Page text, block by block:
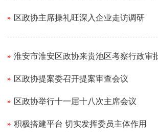
区政协主席操礼旺深入企业走访调研
淮安市淮安区政协来贵池区考察行政审批制度创新
区政协提案委召开提案审查会议
区政协举行十一届十八次主席会议
积极搭建平台 切实发挥委员主体作用